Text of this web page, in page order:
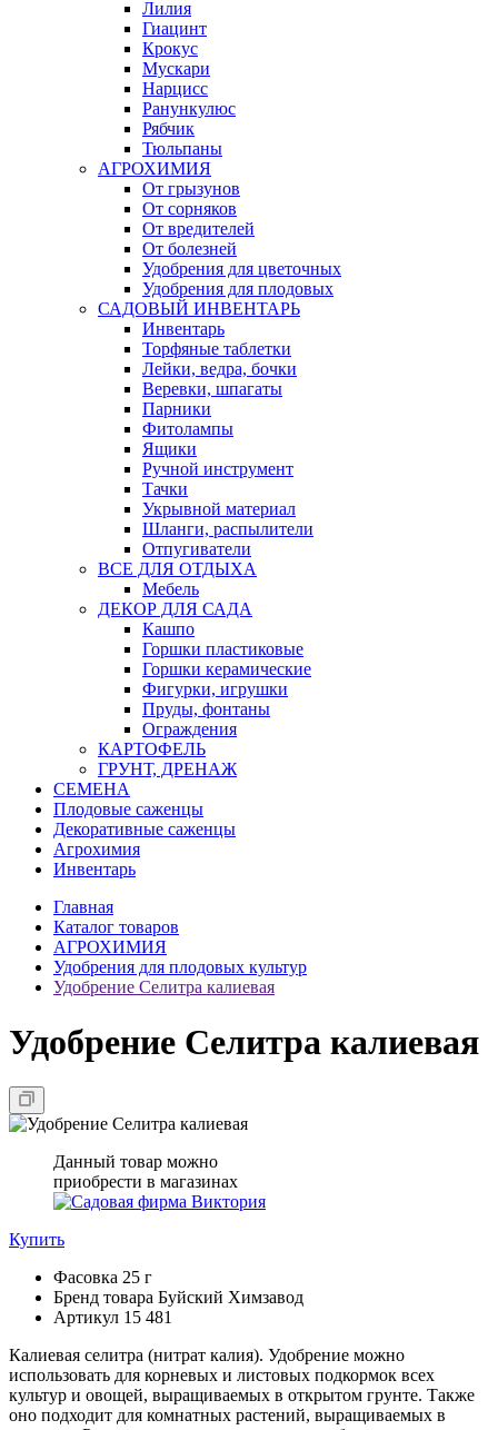
Лилия
Гиацинт
Крокус
Мускари
Нарцисс
Ранункулюс
Рябчик
Тюльпаны
АГРОХИМИЯ
От грызунов
От сорняков
От вредителей
От болезней
Удобрения для цветочных
Удобрения для плодовых
САДОВЫЙ ИНВЕНТАРЬ
Инвентарь
Торфяные таблетки
Лейки, ведра, бочки
Веревки, шпагаты
Парники
Фитолампы
Ящики
Ручной инструмент
Тачки
Укрывной материал
Шланги, распылители
Отпугиватели
ВСЕ ДЛЯ ОТДЫХА
Мебель
ДЕКОР ДЛЯ САДА
Кашпо
Горшки пластиковые
Горшки керамические
Фигурки, игрушки
Пруды, фонтаны
Ограждения
КАРТОФЕЛЬ
ГРУНТ, ДРЕНАЖ
СЕМЕНА
Плодовые саженцы
Декоративные саженцы
Агрохимия
Инвентарь
Главная
Каталог товаров
АГРОХИМИЯ
Удобрения для плодовых культур
Удобрение Селитра калиевая
Удобрение Селитра калиевая
Данный товар можно
приобрести в магазинах
Купить
Фасовка 25 г
Бренд товара Буйский Химзавод
Артикул 15 481
Калиевая селитра (нитрат калия). Удобрение можно
использовать для корневых и листовых подкормок всех
культур и овощей, выращиваемых в открытом грунте. Также
оно подходит для комнатных растений, выращиваемых в